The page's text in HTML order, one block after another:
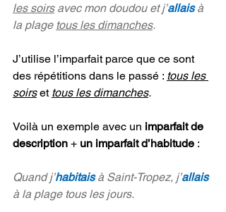
les soirs avec mon doudou et j’allais à
la plage tous les dimanches.
J’utilise l’imparfait parce que ce sont
des répétitions dans le passé : tous les
soirs et tous les dimanches.
Voilà un exemple avec un imparfait de
description + un imparfait d’habitude :
Quand j’habitais à Saint-Tropez, j’allais
à la plage tous les jours.